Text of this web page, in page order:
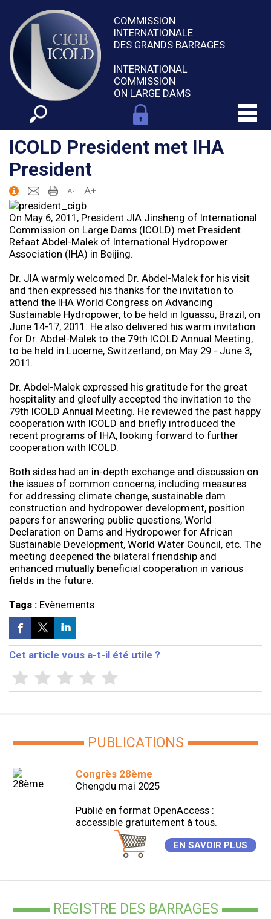
COMMISSION
INTERNATIONALE
DES GRANDS BARRAGES
INTERNATIONAL
COMMISSION
ON LARGE DAMS
PUBLICATIONS
Congrès 28ème
Chengdu mai 2025
Publié en format OpenAccess :
accessible gratuitement à tous.
EN SAVOIR PLUS
REGISTRE DES BARRAGES
ICOLD President met IHA
President
On May 6, 2011, President JIA Jinsheng of International
Commission on Large Dams (ICOLD) met President
Refaat Abdel-Malek of International Hydropower
Association (IHA) in Beijing.
Dr. JIA warmly welcomed Dr. Abdel-Malek for his visit
and then expressed his thanks for the invitation to
attend the IHA World Congress on Advancing
Sustainable Hydropower, to be held in Iguassu, Brazil, on
June 14-17, 2011. He also delivered his warm invitation
for Dr. Abdel-Malek to the 79th ICOLD Annual Meeting,
to be held in Lucerne, Switzerland, on May 29 - June 3,
2011.
Dr. Abdel-Malek expressed his gratitude for the great
hospitality and gleefully accepted the invitation to the
79th ICOLD Annual Meeting. He reviewed the past happy
cooperation with ICOLD and briefly introduced the
recent programs of IHA, looking forward to further
cooperation with ICOLD.
Both sides had an in-depth exchange and discussion on
the issues of common concerns, including measures
for addressing climate change, sustainable dam
construction and hydropower development, position
papers for answering public questions, World
Declaration on Dams and Hydropower for African
Sustainable Development, World Water Council, etc. The
meeting deepened the bilateral friendship and
enhanced mutually beneficial cooperation in various
fields in the future.
Tags : Evènements
Cet article vous a-t-il été utile ?